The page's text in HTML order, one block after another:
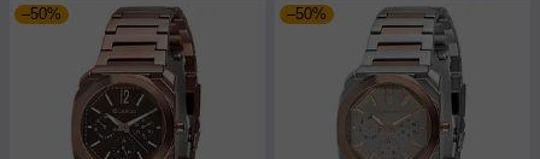
–50% –50%